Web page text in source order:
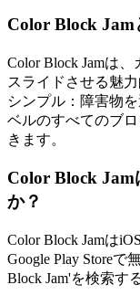
Color Block
Color Block Jamは
スライドさせる魅
シンプル：障害物
ベルのすべてのブ
きます。
Color Block
か？
Color Block Jamは
Google Play Store
Block Jam'を検索す